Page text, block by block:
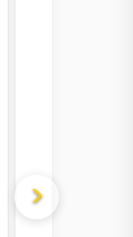
Giá từ:
›